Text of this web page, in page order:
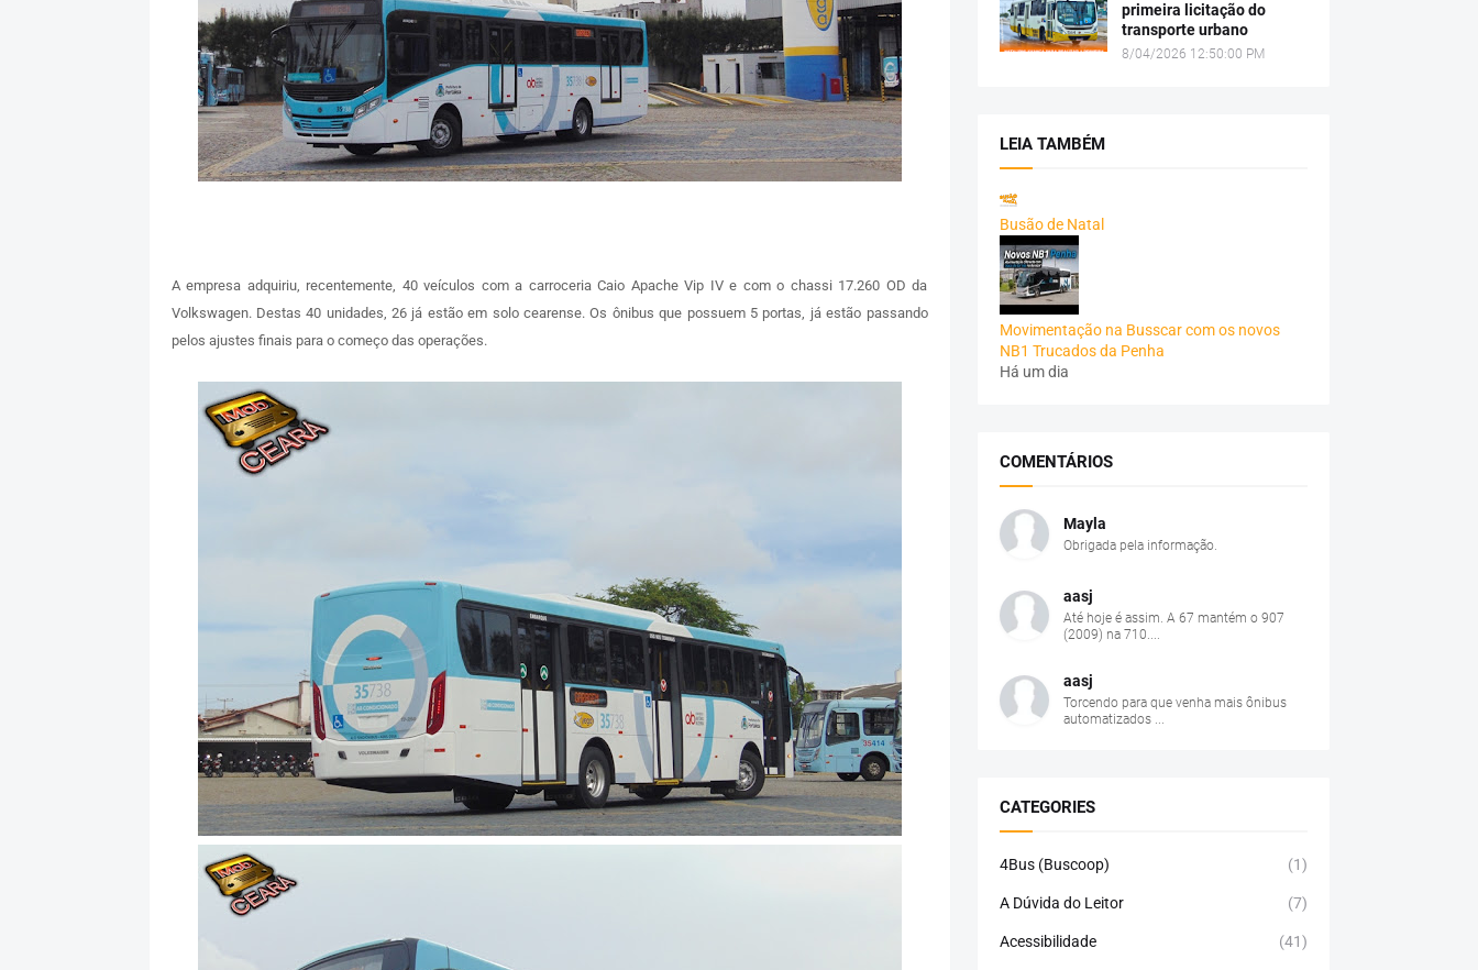
A empresa adquiriu, recentemente, 40 veículos com a carroceria Caio Apache Vip IV e com o chassi 17.260 OD da
Volkswagen. Destas 40 unidades, 26 já estão em solo cearense. Os ônibus que possuem 5 portas, já estão passando
pelos ajustes finais para o começo das operações.
primeira licitação do
transporte urbano
8/04/2026 12:50:00 PM
LEIA TAMBÉM
Busão de Natal
Movimentação na Busscar com os novos
NB1 Trucados da Penha
Há um dia
COMENTÁRIOS
Mayla
Obrigada pela informação.
aasj
Até hoje é assim. A 67 mantém o 907
(2009) na 710....
aasj
Torcendo para que venha mais ônibus
automatizados ...
CATEGORIES
4Bus (Buscoop) (1)
A Dúvida do Leitor (7)
Acessibilidade (41)